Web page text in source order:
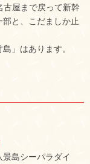
古屋まで戻って新幹
と、こだましか止
」はあります。
島シーパラダイ